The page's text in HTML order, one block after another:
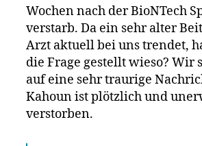
Wochen nach der BioNTech
verstarb. Da ein sehr alter
Arzt aktuell bei uns trendet,
die Frage gestellt wieso? Wir
auf eine sehr traurige
Kahoun ist plötzlich und
verstorben.